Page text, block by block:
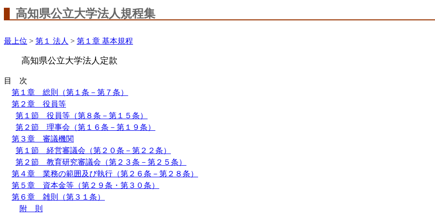
高知県公立大学法人規程集
最上位 > 第１ 法人 > 第１章 基本規程
高知県公立大学法人定款
目 次
第１章 総則（第１条－第７条）
第２章 役員等
第１節 役員等（第８条－第１５条）
第２節 理事会（第１６条－第１９条）
第３章 審議機関
第１節 経営審議会（第２０条－第２２条）
第２節 教育研究審議会（第２３条－第２５条）
第４章 業務の範囲及び執行（第２６条－第２８条）
第５章 資本金等（第２９条・第３０条）
第６章 雑則（第３１条）
附 則